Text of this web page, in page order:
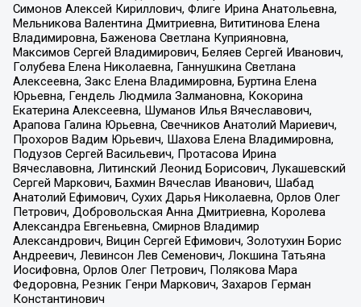
Симонов Алексей Кириллович, Флиге Ирина Анатольевна,
Мельникова Валентина Дмитриевна, Вититинова Елена
Владимировна, Баженова Светлана Куприяновна,
Максимов Сергей Владимирович, Беляев Сергей Иванович,
Голубева Елена Николаевна, Ганнушкина Светлана
Алексеевна, Закс Елена Владимировна, Буртина Елена
Юрьевна, Гендель Людмила Залмановна, Кокорина
Екатерина Алексеевна, Шуманов Илья Вячеславович,
Арапова Галина Юрьевна, Свечников Анатолий Мариевич,
Прохоров Вадим Юрьевич, Шахова Елена Владимировна,
Подузов Сергей Васильевич, Протасова Ирина
Вячеславовна, Литинский Леонид Борисович, Лукашевский
Сергей Маркович, Бахмин Вячеслав Иванович, Шабад
Анатолий Ефимович, Сухих Дарья Николаевна, Орлов Олег
Петрович, Добровольская Анна Дмитриевна, Королева
Александра Евгеньевна, Смирнов Владимир
Александрович, Вицин Сергей Ефимович, Золотухин Борис
Андреевич, Левинсон Лев Семенович, Локшина Татьяна
Иосифовна, Орлов Олег Петрович, Полякова Мара
Федоровна, Резник Генри Маркович, Захаров Герман
Константинович